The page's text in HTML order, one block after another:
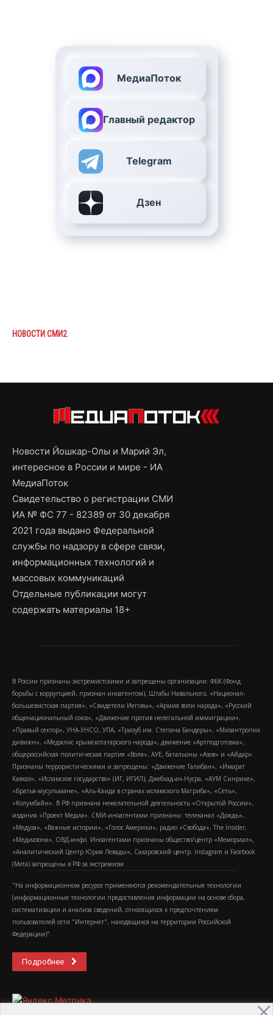
МедиаПоток
Главный редактор
Telegram
Дзен
НОВОСТИ СМИ2
Новости Йошкар-Олы и Марий Эл,
интересное в России и мире - ИА
МедиаПоток
Свидетельство о регистрации СМИ
ИА № ФС 77 - 82389 от 30 декабря
2021 года выдано Федеральной
службы по надзору в сфере связи,
информационных технологий и
массовых коммуникаций
Отдельные публикации могут
содержать материалы 18+
В России признаны экстремистскими и запрещены организации: ФБК (Фонд
борьбы с коррупцией, признан иноагентом), Штабы Навального, «Национал-
большевистская партия», «Свидетели Иеговы», «Армия воли народа», «Русский
общенациональный союз», «Движение против нелегальной иммиграции»,
«Правый сектор», УНА-УНСО, УПА, «Тризуб им. Степана Бандеры», «Мизантропик
дивижн», «Меджлис крымскотатарского народа», движение «Артподготовка»,
общероссийская политическая партия «Воля», АУЕ, батальоны «Азов» и «Айдар».
Признаны террористическими и запрещены: «Движение Талибан», «Имарат
Кавказ», «Исламское государство» (ИГ, ИГИЛ), Джебхад-ан-Нусра, «АУМ Синрике»,
«Братья-мусульмане», «Аль-Каида в странах исламского Магриба», «Сеть»,
«Колумбайн». В РФ признана нежелательной деятельность «Открытой России»,
издания «Проект Медиа». СМИ-иноагентами признаны: телеканал «Дождь»,
«Медуза», «Важные истории», «Голос Америки», радио «Свобода», The Insider,
«Медиазона», ОВД-инфо. Иноагентами признаны общество/центр «Мемориал»,
«Аналитический Центр Юрия Левады», Сахаровский центр. Instagram и Facebook
(Metа) запрещены в РФ за экстремизм.
"На информационном ресурсе применяются рекомендательные технологии
(информационные технологии предоставления информации на основе сбора,
систематизации и анализа сведений, относящихся к предпочтениям
пользователей сети "Интернет", находящихся на территории Российской
Федерации)".
Подробнее